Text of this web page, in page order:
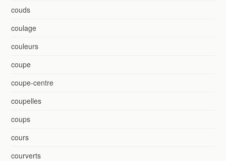
couds
coulage
couleurs
coupe
coupe-centre
coupelles
coups
cours
courverts